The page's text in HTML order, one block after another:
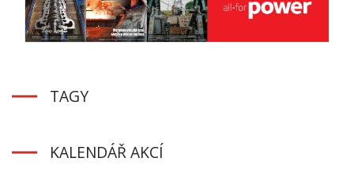
TAGY
KALENDÁŘ AKCÍ